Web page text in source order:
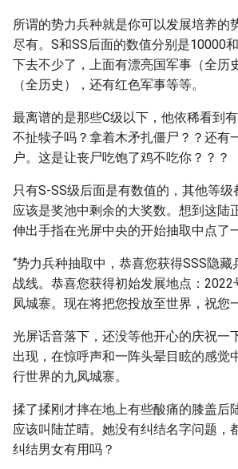
所谓的势力兵种就是你可以发展培养的
尽有。S和SS后面的数值分别是10000
下去不少了，上面有漂亮国军事（全历
（全历史），还有红色军事等等。
最离谱的是那些C级以下，他依稀看到
不扯犊子吗？拿着木矛扎僵尸？？还有
户。这是让丧尸吃饱了鸡不吃你？？？
只有S-SS级后面是有数值的，其他等
应该是奖池中剩余的大奖数。想到这陆
伸出手指在光屏中央的开始抽取中点了
“势力兵种抽取中，恭喜您获得SSS隐
战线。恭喜您获得初始发展地点：2022
凤城寨。现在将把您投放至世界，祝您
光屏话音落下，还没等他开心的庆祝一
出现，在惊呼声和一阵头晕目眩的感觉
行世界的九凤城寨。
揉了揉刚才摔在地上有些酸痛的膝盖后
应该叫陆芷晴。她没有纠结名字问题，
纠结男女有用吗？